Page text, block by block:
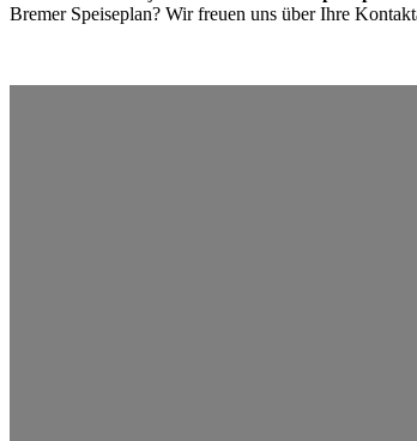
Bremer Speiseplan? Wir freuen uns über Ihre